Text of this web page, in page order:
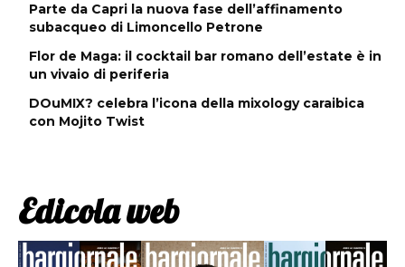
Parte da Capri la nuova fase dell’affinamento
subacqueo di Limoncello Petrone
Flor de Maga: il cocktail bar romano dell’estate è in
un vivaio di periferia
DOuMIX? celebra l’icona della mixology caraibica
con Mojito Twist
Edicola web